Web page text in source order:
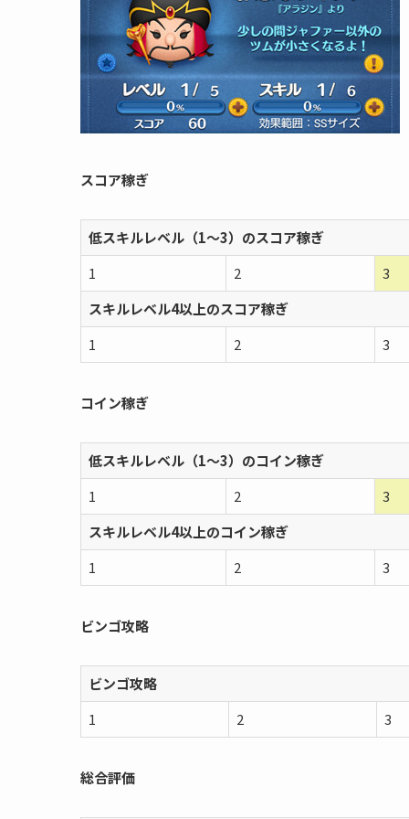
スコア稼ぎ
低スキルレベル（1〜3）のスコア稼ぎ
1
2 3
スキルレベル4以上のスコア稼ぎ
1
2 3
コイン稼ぎ
低スキルレベル（1〜3）のコイン稼ぎ
1
2 3
スキルレベル4以上のコイン稼ぎ
1
2 3
ビンゴ攻略
ビンゴ攻略
1
2 3
総合評価